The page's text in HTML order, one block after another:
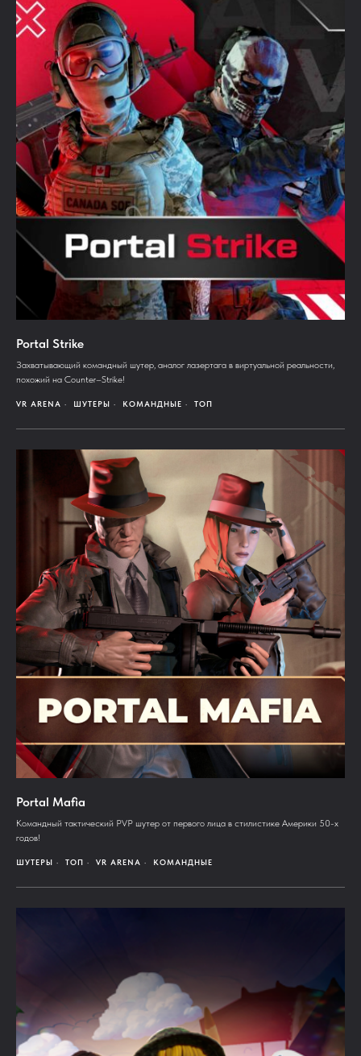
Portal Strike
Захватывающий командный шутер, аналог лазертага в виртуальной реальности,
похожий на Counter–Strike!
VR ARENA ШУТЕРЫ КОМАНДНЫЕ ТОП
Portal Mafia
Командный тактический PVP шутер от первого лица в стилистике Америки 50-х
годов!
ШУТЕРЫ ТОП VR ARENA КОМАНДНЫЕ